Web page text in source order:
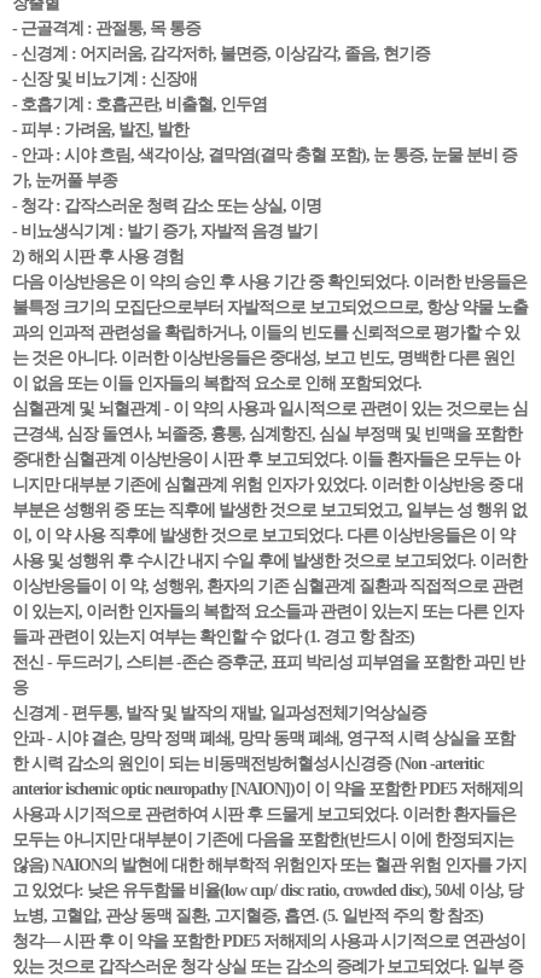
- 근골격계 : 관절통, 목 통증
- 신경계 : 어지러움, 감각저하, 불면증, 이상감각, 졸음, 현기증
- 신장 및 비뇨기계 : 신장애
- 호흡기계 : 호흡곤란, 비출혈, 인두염
- 피부 : 가려움, 발진, 발한
- 안과 : 시야 흐림, 색각이상, 결막염(결막 충혈 포함), 눈 통증, 눈물 분비 증
가, 눈꺼풀 부종
- 청각 : 갑작스러운 청력 감소 또는 상실, 이명
- 비뇨생식기계 : 발기 증가, 자발적 음경 발기
2) 해외 시판 후 사용 경험
다음 이상반응은 이 약의 승인 후 사용 기간 중 확인되었다. 이러한 반응들은
불특정 크기의 모집단으로부터 자발적으로 보고되었으므로, 항상 약물 노출
과의 인과적 관련성을 확립하거나, 이들의 빈도를 신뢰적으로 평가할 수 있
는 것은 아니다. 이러한 이상반응들은 중대성, 보고 빈도, 명백한 다른 원인
이 없음 또는 이들 인자들의 복합적 요소로 인해 포함되었다.
심혈관계 및 뇌혈관계 - 이 약의 사용과 일시적으로 관련이 있는 것으로는 심
근경색, 심장 돌연사, 뇌졸중, 흉통, 심계항진, 심실 부정맥 및 빈맥을 포함한
중대한 심혈관계 이상반응이 시판 후 보고되었다. 이들 환자들은 모두는 아
니지만 대부분 기존에 심혈관계 위험 인자가 있었다. 이러한 이상반응 중 대
부분은 성행위 중 또는 직후에 발생한 것으로 보고되었고, 일부는 성 행위 없
이, 이 약 사용 직후에 발생한 것으로 보고되었다. 다른 이상반응들은 이 약
사용 및 성행위 후 수시간 내지 수일 후에 발생한 것으로 보고되었다. 이러한
이상반응들이 이 약, 성행위, 환자의 기존 심혈관계 질환과 직접적으로 관련
이 있는지, 이러한 인자들의 복합적 요소들과 관련이 있는지 또는 다른 인자
들과 관련이 있는지 여부는 확인할 수 없다 (1. 경고 항 참조)
전신 - 두드러기, 스티븐 -존슨 증후군, 표피 박리성 피부염을 포함한 과민 반
응
신경계 - 편두통, 발작 및 발작의 재발, 일과성전체기억상실증
안과 - 시야 결손, 망막 정맥 폐쇄, 망막 동맥 폐쇄, 영구적 시력 상실을 포함
한 시력 감소의 원인이 되는 비동맥전방허혈성시신경증 (Non -arteritic
anterior ischemic optic neuropathy [NAION])이 이 약을 포함한 PDE5 저해제의
사용과 시기적으로 관련하여 시판 후 드물게 보고되었다. 이러한 환자들은
모두는 아니지만 대부분이 기존에 다음을 포함한(반드시 이에 한정되지는
않음) NAION의 발현에 대한 해부학적 위험인자 또는 혈관 위험 인자를 가지
고 있었다: 낮은 유두함몰 비율(low cup/ disc ratio, crowded disc), 50세 이상, 당
뇨병, 고혈압, 관상 동맥 질환, 고지혈증, 흡연. (5. 일반적 주의 항 참조)
청각— 시판 후 이 약을 포함한 PDE5 저해제의 사용과 시기적으로 연관성이
있는 것으로 갑작스러운 청각 상실 또는 감소의 증례가 보고되었다. 일부 증